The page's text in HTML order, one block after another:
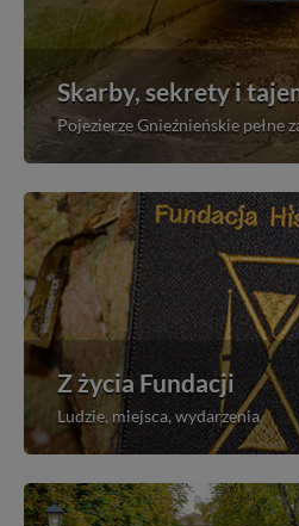
Skarby, sekrety i
Pojezierze Gnieźnieńskie pełne
Z życia Fundacji
Ludzie, miejsca, wydarzenia